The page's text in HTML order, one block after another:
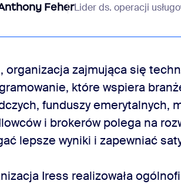
FeherLider ds. operacji
, organizacja zajmująca się
które wspiera
, funduszy emerytalnych,
i brokerów polega na
lepsze wyniki i zapewniać
Iress realizowała